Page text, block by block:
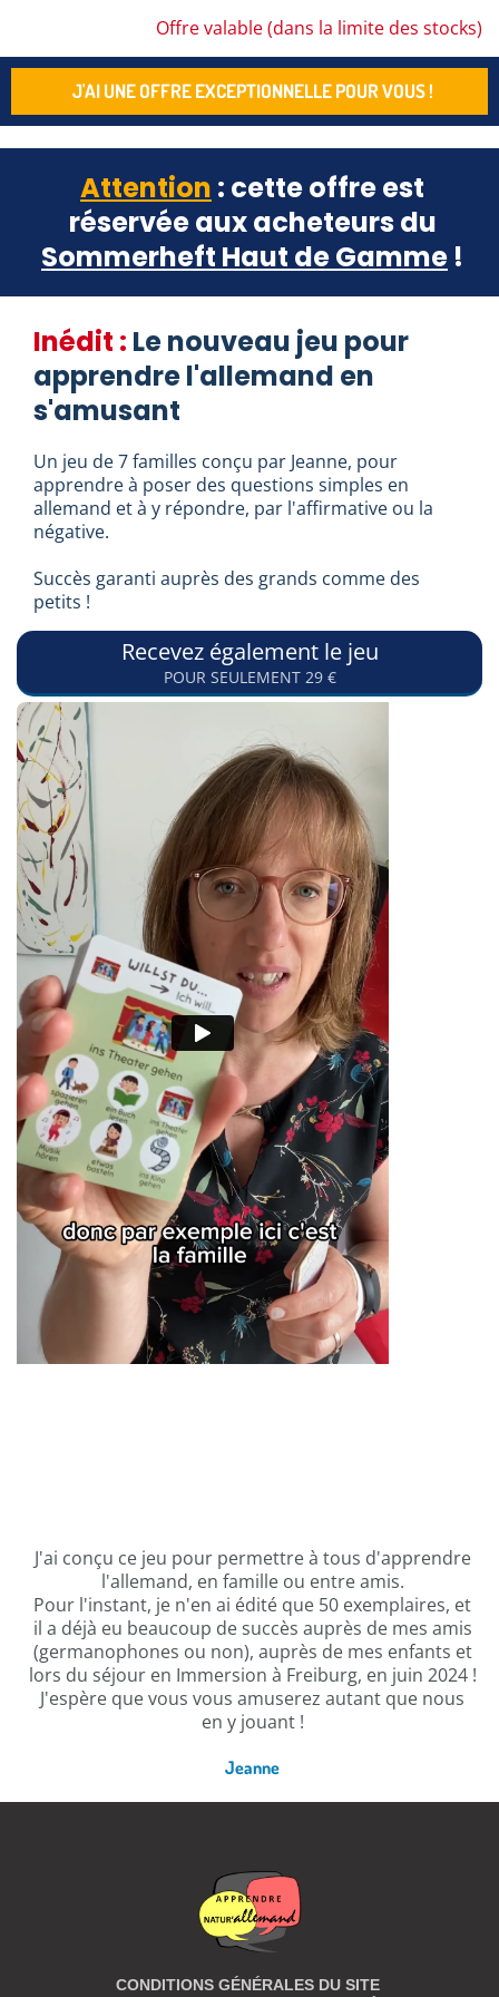
Offre valable (dans la limite des stocks)
J'AI UNE OFFRE EXCEPTIONNELLE POUR VOUS !
Attention : cette offre est
réservée aux acheteurs du
Sommerheft Haut de Gamme !
Inédit : Le nouveau jeu pour
apprendre l'allemand en
s'amusant
Un jeu de 7 familles conçu par Jeanne, pour
apprendre à poser des questions simples en
allemand et à y répondre, par l'affirmative ou la
négative.
Succès garanti auprès des grands comme des
petits !
Recevez également le jeu
POUR SEULEMENT 29 €
J'ai conçu ce jeu pour permettre à tous d'apprendre
l'allemand, en famille ou entre amis.
Pour l'instant, je n'en ai édité que 50 exemplaires, et
il a déjà eu beaucoup de succès auprès de mes amis
(germanophones ou non), auprès de mes enfants et
lors du séjour en Immersion à Freiburg, en juin 2024 !
J'espère que vous vous amuserez autant que nous
en y jouant !
Jeanne
CONDITIONS GÉNÉRALES DU SITE